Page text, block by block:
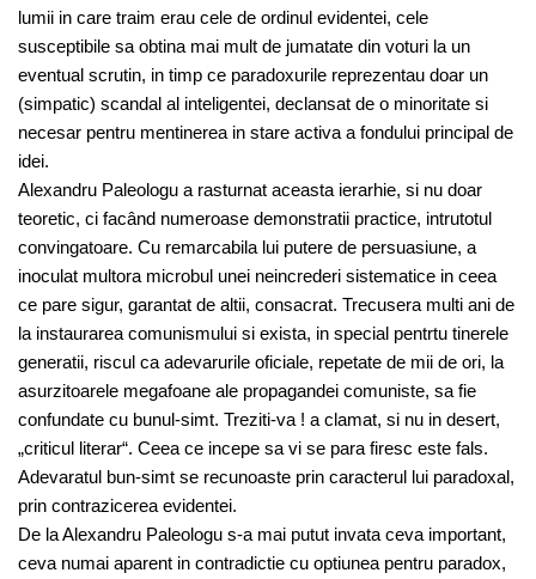
lumii in care traim erau cele de ordinul evidentei, cele
susceptibile sa obtina mai mult de jumatate din voturi la un
eventual scrutin, in timp ce paradoxurile reprezentau doar un
(simpatic) scandal al inteligentei, declansat de o minoritate si
necesar pentru mentinerea in stare activa a fondului principal de
idei.
Alexandru Paleologu a rasturnat aceasta ierarhie, si nu doar
teoretic, ci facând numeroase demonstratii practice, intrutotul
convingatoare. Cu remarcabila lui putere de persuasiune, a
inoculat multora microbul unei neincrederi sistematice in ceea
ce pare sigur, garantat de altii, consacrat. Trecusera multi ani de
la instaurarea comunismului si exista, in special pentrtu tinerele
generatii, riscul ca adevarurile oficiale, repetate de mii de ori, la
asurzitoarele megafoane ale propagandei comuniste, sa fie
confundate cu bunul-simt. Treziti-va ! a clamat, si nu in desert,
„criticul literar“. Ceea ce incepe sa vi se para firesc este fals.
Adevaratul bun-simt se recunoaste prin caracterul lui paradoxal,
prin contrazicerea evidentei.
De la Alexandru Paleologu s-a mai putut invata ceva important,
ceva numai aparent in contradictie cu optiunea pentru paradox,